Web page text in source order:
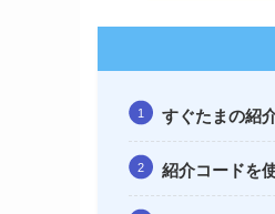
すぐたまの紹
紹介コードを